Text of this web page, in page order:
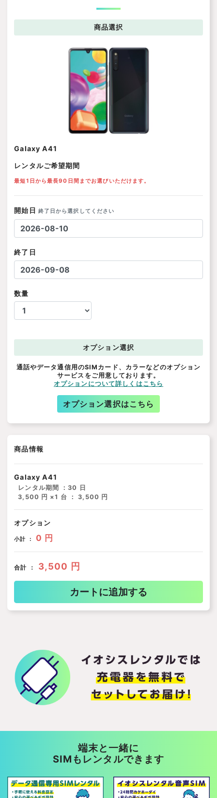
商品選択
Galaxy A41
レンタルご希望期間
最短1日から最長90日間までお選びいただけます。
開始日 終了日から選択してください
終了日
数量
オプション選択
通話やデータ通信用のSIMカード、カラーなどのオプション
サービスをご用意しております。
オプションについて詳しくはこちら
オプション選択はこちら
商品情報
Galaxy A41
レンタル期間 ：30 日
3,500 円 ×1 台 ： 3,500 円
オプション
小計 ： 0 円
合計 ： 3,500 円
カートに追加する
端末と一緒に
SIMもレンタルできます